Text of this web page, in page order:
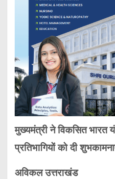
मुख्यमंत्री ने विकसित भारत
प्रतिभागियों को दी
अविकल उत्तराखंड